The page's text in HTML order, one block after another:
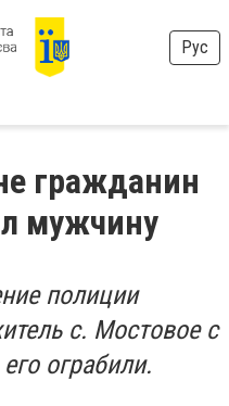
Рус
гражданин
мужчину
полиции
с. Мостовое с
ограбили.